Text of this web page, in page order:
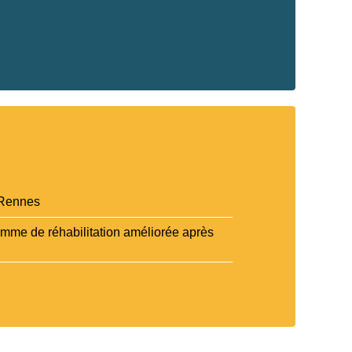
de réhabilitation améliorée après